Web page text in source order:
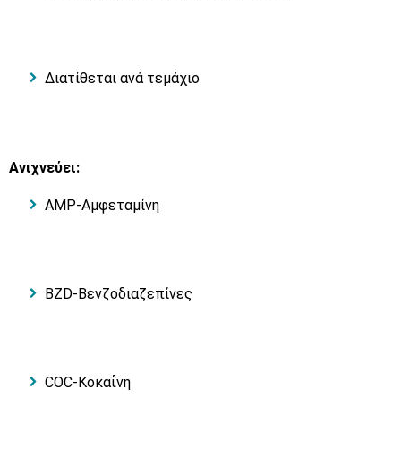
Διατίθεται ανά τεμάχιο
Ανιχνεύει:
AMP-Αμφεταμίνη
BZD-Βενζοδιαζεπίνες
COC-Κοκαΐνη